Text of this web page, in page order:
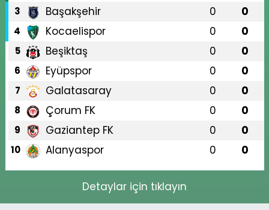
3 Başakşehir 0 0
4 Kocaelispor 0 0
5 Beşiktaş 0 0
6 Eyüpspor 0 0
7 Galatasaray 0 0
8 Çorum FK 0 0
9 Gaziantep FK 0 0
10 Alanyaspor 0 0
Detaylar için tıklayın